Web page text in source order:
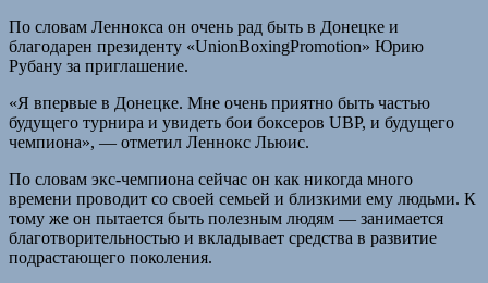
По словам Леннокса он очень рад быть в Донецке и
благодарен президенту «UnionBoxingPromotion» Юрию
Рубану за приглашение.
«Я впервые в Донецке. Мне очень приятно быть частью
будущего турнира и увидеть бои боксеров UBP, и будущего
чемпиона», — отметил Леннокс Льюис.
По словам экс-чемпиона сейчас он как никогда много
времени проводит со своей семьей и близкими ему людьми. К
тому же он пытается быть полезным людям — занимается
благотворительностью и вкладывает средства в развитие
подрастающего поколения.